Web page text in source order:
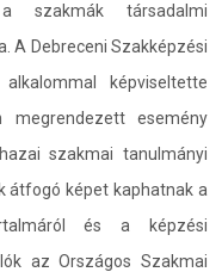
szakmák társadalmi
A Debreceni Szakképzési
képviseltette
esemény
szakmai tanulmányi
átfogó képet kaphatnak a
és a képzési
az Országos Szakmai